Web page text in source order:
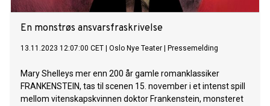
En monstrøs ansvarsfraskrivelse
13.11.2023 12:07:00 CET Oslo Nye Teater Pressemelding
Mary Shelleys mer enn 200 år gamle romanklassiker
FRANKENSTEIN, tas til scenen 15. november i et intenst spill
mellom vitenskapskvinnen doktor Frankenstein, monsteret